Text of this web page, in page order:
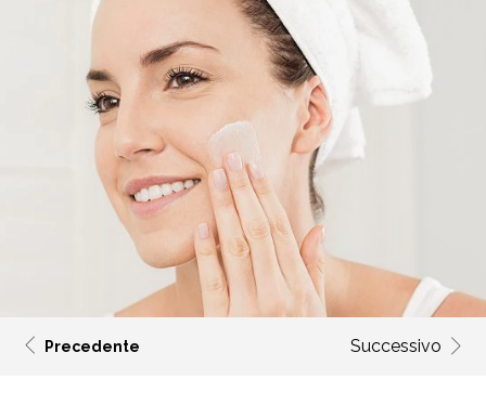
Precedente Successivo